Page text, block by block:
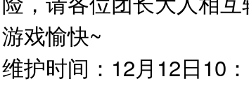
游戏愉快~
维护时间：12月12日10